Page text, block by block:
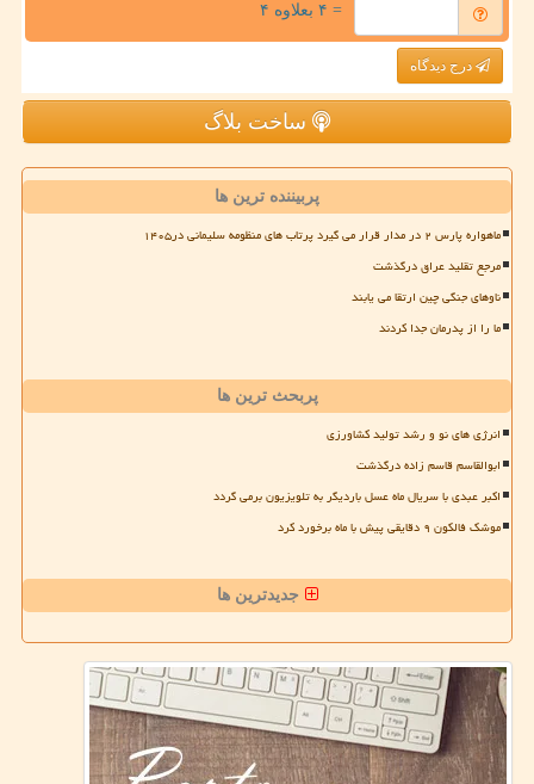
= ۴ بعلاوه ۴
درج دیدگاه
ساخت بلاگ
پربیننده ترین ها
ماهواره پارس ۲ در مدار قرار می گیرد پرتاب های منظومه سلیمانی در۱۴۰۵
مرجع تقلید عراق درگذشت
ناوهای جنگی چین ارتقا می یابند
ما را از پدرمان جدا کردند
پربحث ترین ها
انرژی های نو و رشد تولید کشاورزی
ابوالقاسم قاسم زاده درگذشت
اکبر عبدی با سریال ماه عسل باردیگر به تلویزیون برمی گردد
موشک فالکون ۹ دقایقی پیش با ماه برخورد کرد
جدیدترین ها